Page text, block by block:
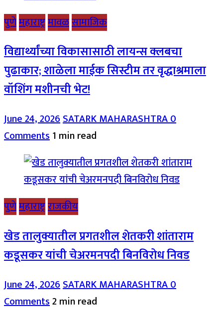
पुणेमहाराष्ट्रमावळसामाजिक
विद्यार्थ्यांच्या विकासासाठी लायन्स क्लबचा
पुढाकार; शाळेला माईक सिस्टीम तर वृद्धाश्रमाला
वॉशिंग मशीनची भेट!
June 24, 2026SATARK MAHARASHTRA0
Comments1 min read
पुणेमहाराष्ट्रराजकीय
खेड तालुक्यातील प्रगतशील शेतकरी शांताराम
कडूसकर यांची चेअरमनपदी बिनविरोध निवड
June 24, 2026SATARK MAHARASHTRA0
Comments2 min read